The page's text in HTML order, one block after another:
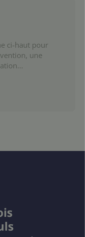
ci-haut pour
une